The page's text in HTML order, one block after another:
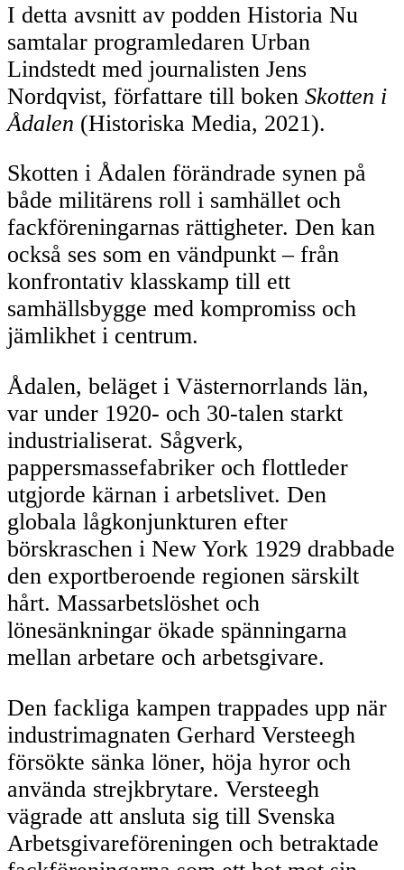
I detta avsnitt av podden Historia Nu
samtalar programledaren Urban
Lindstedt med journalisten Jens
Nordqvist, författare till boken Skotten i
Ådalen (Historiska Media, 2021).
Skotten i Ådalen förändrade synen på
både militärens roll i samhället och
fackföreningarnas rättigheter. Den kan
också ses som en vändpunkt – från
konfrontativ klasskamp till ett
samhällsbygge med kompromiss och
jämlikhet i centrum.
Ådalen, beläget i Västernorrlands län,
var under 1920- och 30-talen starkt
industrialiserat. Sågverk,
pappersmassefabriker och flottleder
utgjorde kärnan i arbetslivet. Den
globala lågkonjunkturen efter
börskraschen i New York 1929 drabbade
den exportberoende regionen särskilt
hårt. Massarbetslöshet och
lönesänkningar ökade spänningarna
mellan arbetare och arbetsgivare.
Den fackliga kampen trappades upp när
industrimagnaten Gerhard Versteegh
försökte sänka löner, höja hyror och
använda strejkbrytare. Versteegh
vägrade att ansluta sig till Svenska
Arbetsgivareföreningen och betraktade